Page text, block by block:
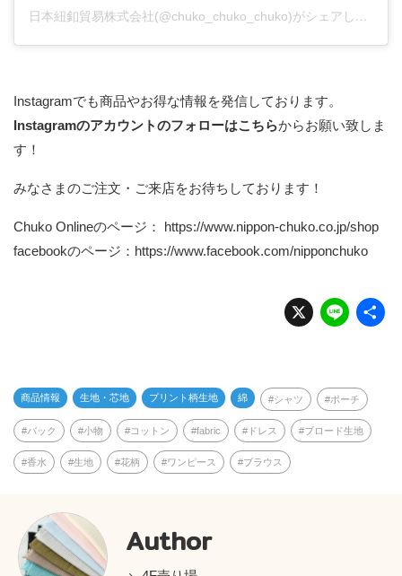
日本紐釦貿易株式会社(@chuko_chuko_chuko)がシェアした投稿
Instagramでも商品やお得な情報を発信しております。
Instagramのアカウントのフォローはこちらからお願い致しま
す！
みなさまのご注文・ご来店をお待ちしております！
Chuko Onlineのページ： https://www.nippon-chuko.co.jp/shop
facebookのページ： https://www.facebook.com/nipponchuko
X Li
n
商品情報 生地・芯地 プリント柄生地 綿 シャツ ポーチ
バック 小物 コットン fabric ドレス ブロード生地
香水 生地 花柄 ワンピース ブラウス
Author